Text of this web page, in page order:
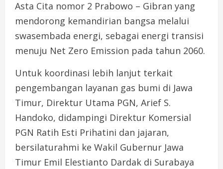
Asta Cita nomor 2 Prabowo – Gibran yang
mendorong kemandirian bangsa melalui
swasembada energi, sebagai energi transisi
menuju Net Zero Emission pada tahun 2060.
Untuk koordinasi lebih lanjut terkait
pengembangan layanan gas bumi di Jawa
Timur, Direktur Utama PGN, Arief S.
Handoko, didampingi Direktur Komersial
PGN Ratih Esti Prihatini dan jajaran,
bersilaturahmi ke Wakil Gubernur Jawa
Timur Emil Elestianto Dardak di Surabaya